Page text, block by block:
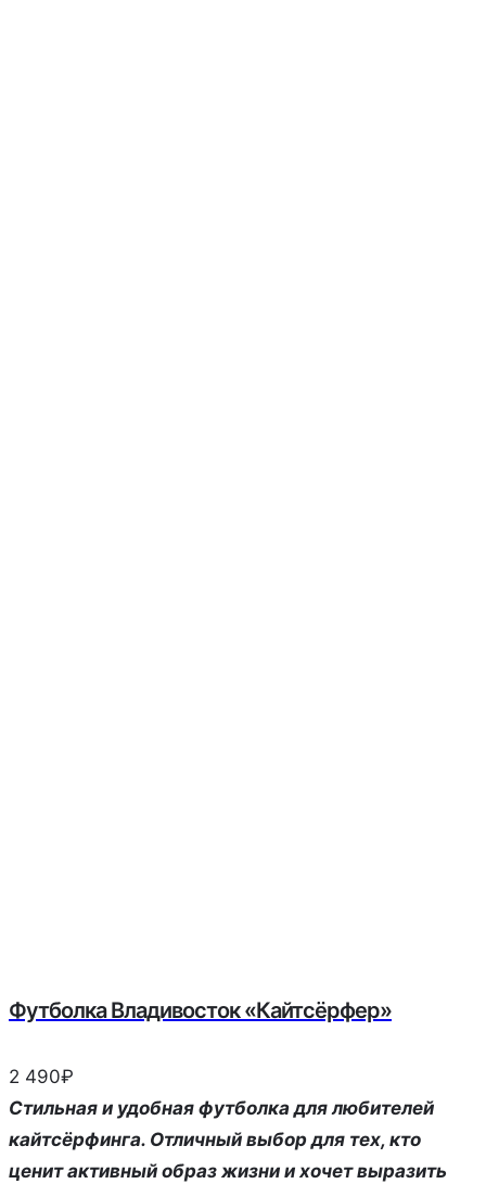
Футболка Владивосток «Кайтсёрфер»
2 490₽
Стильная и удобная футболка для любителей
кайтсёрфинга. Отличный выбор для тех, кто
ценит активный образ жизни и хочет выразить